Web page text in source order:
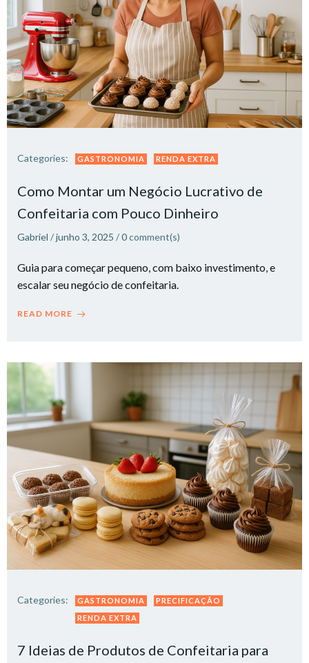
Categories: GASTRONOMIA RENDA EXTRA
Como Montar um Negócio Lucrativo de
Confeitaria com Pouco Dinheiro​
Gabriel /junho 3, 2025 /0comment(s)
Guia para começar pequeno, com baixo investimento, e
escalar seu negócio de confeitaria.
READ MORE
Categories: GASTRONOMIA
PRECIFICAÇÃO
RENDA EXTRA
7 Ideias de Produtos de Confeitaria para